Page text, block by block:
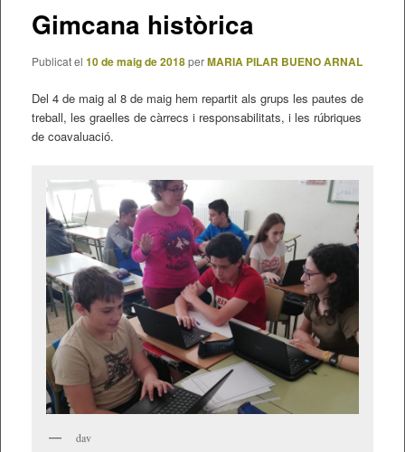
Gimcana històrica
Publicat el 10 de maig de 2018perMARIA PILAR BUENO ARNAL
Del 4 de maig al 8 de maig hem repartit als grups les pautes de
treball, les graelles de càrrecs i responsabilitats, i les rúbriques
de coavaluació.
dav